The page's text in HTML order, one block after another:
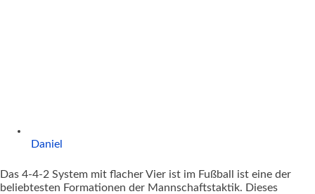
Daniel
Das 4-4-2 System mit flacher Vier ist im Fußball ist eine der
beliebtesten Formationen der Mannschaftstaktik. Dieses